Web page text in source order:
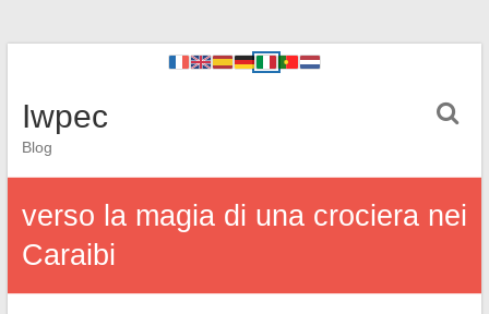
Iwpec
Blog
verso la magia di una crociera nei
Caraibi